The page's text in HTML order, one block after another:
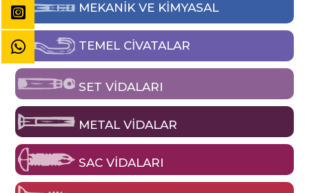
MEKANIK VE KIMYASAL
TEMEL CIVATALAR
SET VIDALARI
METAL VIDALAR
SAC VIDALARI